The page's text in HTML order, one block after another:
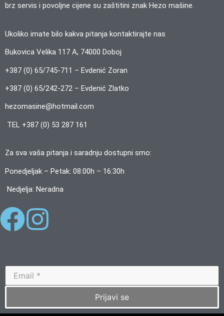
brz servis i povoljne cijene su zaštitini znak Hezo mašine.
Ukoliko imate bilo kakva pitanja kontaktirajte nas
Bukovica Velika 117 A, 74000 Doboj
+387 (0) 65/745-711 – Evdenić Zoran
+387 (0) 65/242-272 – Evdenić Zlatko
hezomasine@hotmail.com
TEL +387 (0) 53 287 161
Za sva vaša pitanja i saradnju dostupni smo:
Ponedjeljak – Petak: 08:00h – 16:30h
Nedjelja: Neradna
Prijavi se